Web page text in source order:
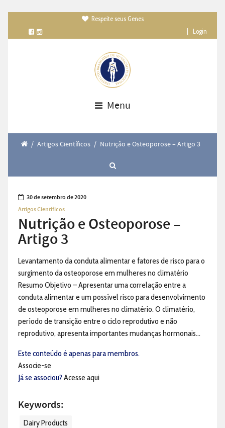
Respeite seus Genes
Login
Menu
/ Artigos Científicos / Nutrição e Osteoporose – Artigo 3
30 de setembro de 2020
Artigos Científicos
Nutrição e Osteoporose –
Artigo 3
Levantamento da conduta alimentar e fatores de risco para o
surgimento da osteoporose em mulheres no climatério
Resumo Objetivo – Apresentar uma correlação entre a
conduta alimentar e um possível risco para desenvolvimento
de osteoporose em mulheres no climatério. O climatério,
período de transição entre o ciclo reprodutivo e não
reprodutivo, apresenta importantes mudanças hormonais...
Este conteúdo é apenas para membros.
Associe-se
Já se associou? Acesse aqui
Keywords:
Dairy Products